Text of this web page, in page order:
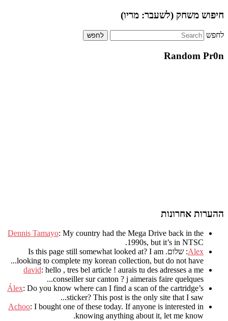
חיפוש משחק (לשעבר: מריו)
לחפש
Random Pr0n
ההערות אחרונות
Dennis Tamayo: My country had the Mega Drive back in the
1990s, but it’s in NTSC
.
Alex: שלום. Is this page still somewhat looked at? I am
looking to complete my korean collection, but do not have..
.
david: hello , tres bel article ! aurais tu des adresses a me
conseiller sur canton ? j aimerais faire quelques..
.
Álex: Do you know where can I find a scan of the cartridge’s
sticker? This post is the only site that I saw...
Achoo: I bought one of these today. If anyone is interested in
knowing anything about it, let me know.